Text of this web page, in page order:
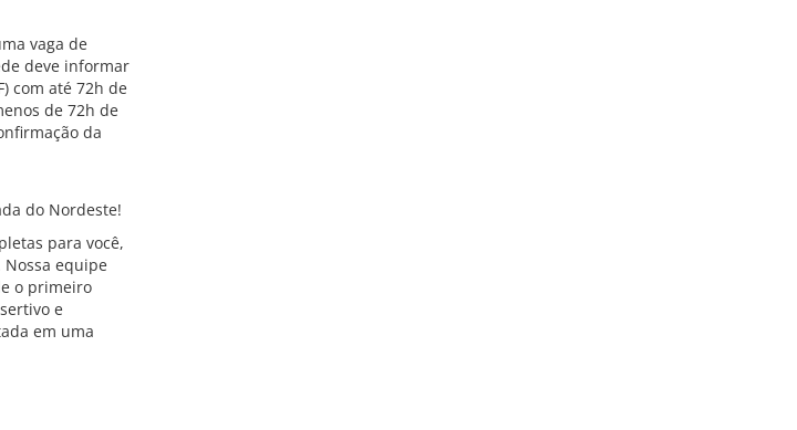
vaga de
deve informar
com até 72h de
de 72h de
da
do Nordeste!
para você,
equipe
o primeiro
e
em uma